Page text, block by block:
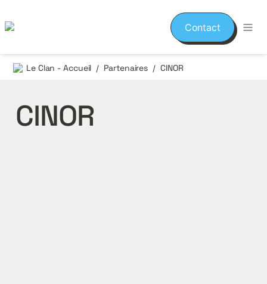
Contact
Le Clan - Accueil / Partenaires / CINOR
CINOR